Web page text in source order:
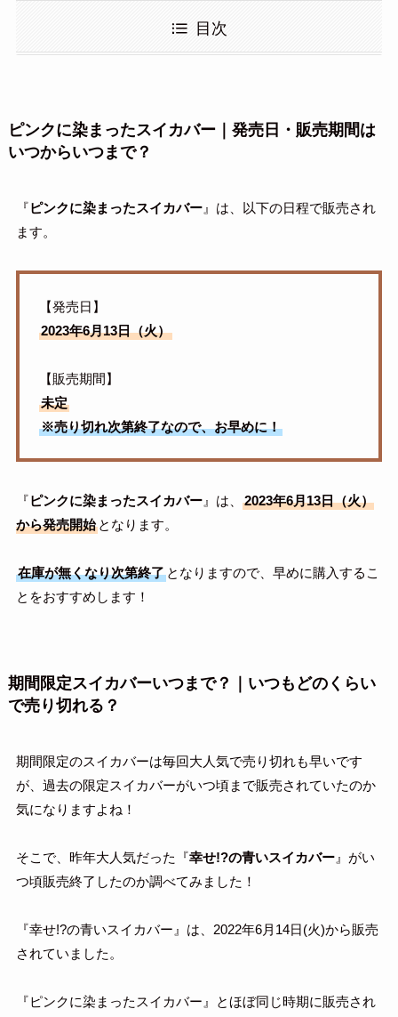
目次
ピンクに染まったスイカバー｜発売日・販売期間は
いつからいつまで？
『ピンクに染まったスイカバー』は、以下の日程で販売され
ます。
【発売日】
2023年6月13日（火）
【販売期間】
未定
※売り切れ次第終了なので、お早めに！
『ピンクに染まったスイカバー』は、
2023年6月13日（火）
から発売開始となります。
在庫が無くなり次第終了となりますので、早めに購入するこ
とをおすすめします！
期間限定スイカバーいつまで？｜いつもどのくらい
で売り切れる？
期間限定のスイカバーは毎回大人気で売り切れも早いです
が、過去の限定スイカバーがいつ頃まで販売されていたのか
気になりますよね！
そこで、昨年大人気だった『幸せ!?の青いスイカバー』がい
つ頃販売終了したのか調べてみました！
『幸せ!?の青いスイカバー』は、2022年6月14日(火)から販売
されていました。
『ピンクに染まったスイカバー』とほぼ同じ時期に販売され